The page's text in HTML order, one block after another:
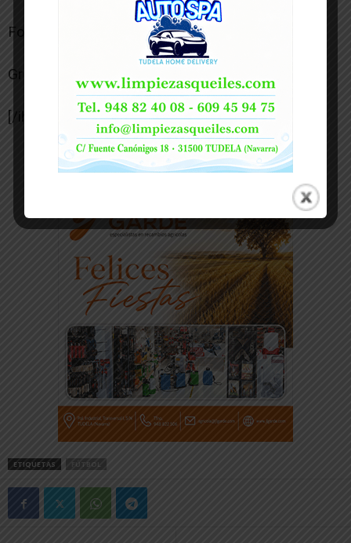
Fontanería Ruiz 10 Chiringuito de Jugones 1
Griseras 98´ 2 Recreativo de Juerga 4
[/ihc-hide-content]
ETIQUETAS FÚTBOL